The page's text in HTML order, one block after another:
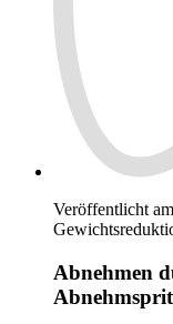
Veröffentlicht
Abnehmen